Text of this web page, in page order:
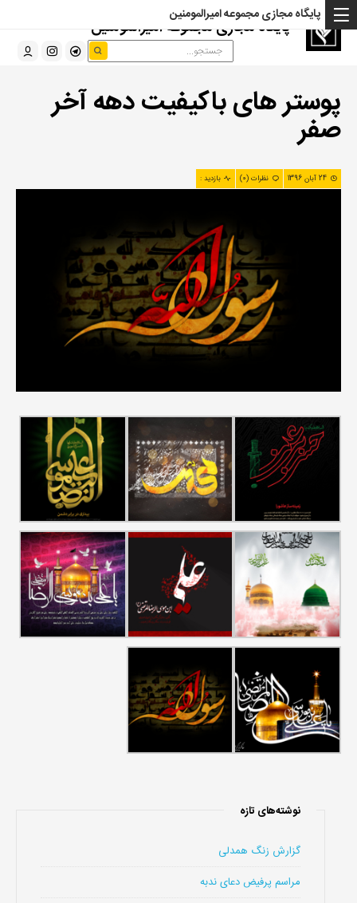
پایگاه مجازی مجموعه امیرالمومنین
پایگاه مجازی مجموعه امیرالمومنین
پوستر های باکیفیت دهه آخر
صفر
24 آبان 1396 نظرات (0) بازدید :
نوشته‌های تازه
گزارش زنگ همدلی
مراسم پرفیض دعای ندبه